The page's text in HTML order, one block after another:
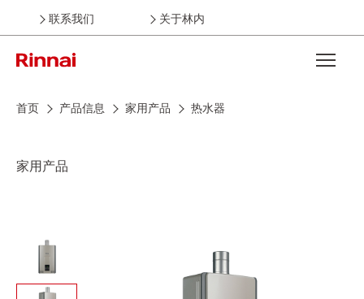
联系我们 关于林内
Open the
首页 产品信息 家用产品 热水器
家用产品